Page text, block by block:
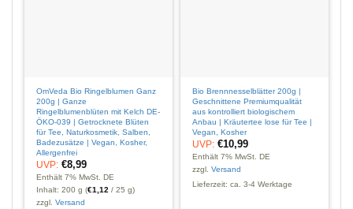
OmVeda Bio Ringelblumen Ganz
200g | Ganze
Ringelblumenblüten mit Kelch DE-
ÖKO-039 | Getrocknete Blüten
für Tee, Naturkosmetik, Salben,
Badezusätze | Vegan, Kosher,
Allergenfrei
UVP: €8,99
Enthält 7% MwSt. DE
Inhalt: 200 g (€1,12 / 25 g)
zzgl.Versand
Bio Brennnesselblätter 200g |
Geschnittene Premiumqualität
aus kontrolliert biologischem
Anbau | Kräutertee lose für Tee |
Vegan, Kosher
UVP: €10,99
Enthält 7% MwSt. DE
zzgl.Versand
Lieferzeit: ca. 3-4 Werktage